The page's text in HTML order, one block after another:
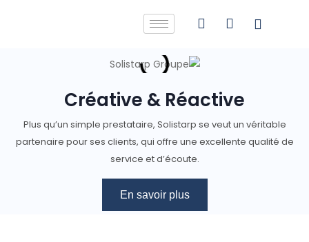
Créative & Réactive
Plus qu’un simple prestataire, Solistarp se veut un véritable
partenaire pour ses clients, qui offre une excellente qualité de
service et d’écoute.
En savoir plus